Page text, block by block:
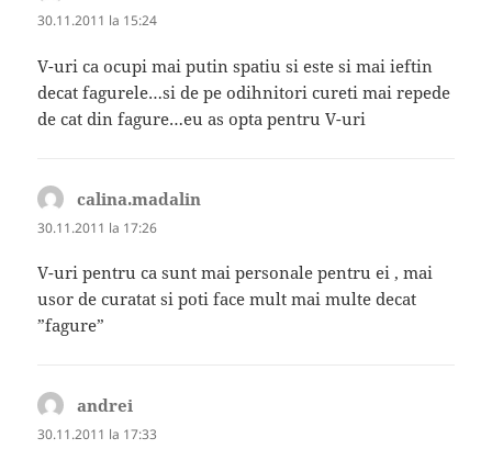
30.11.2011 la 15:24
V-uri ca ocupi mai putin spatiu si este si mai ieftin
decat fagurele…si de pe odihnitori cureti mai repede
de cat din fagure…eu as opta pentru V-uri
calina.madalin
30.11.2011 la 17:26
V-uri pentru ca sunt mai personale pentru ei , mai
usor de curatat si poti face mult mai multe decat
”fagure”
andrei
30.11.2011 la 17:33